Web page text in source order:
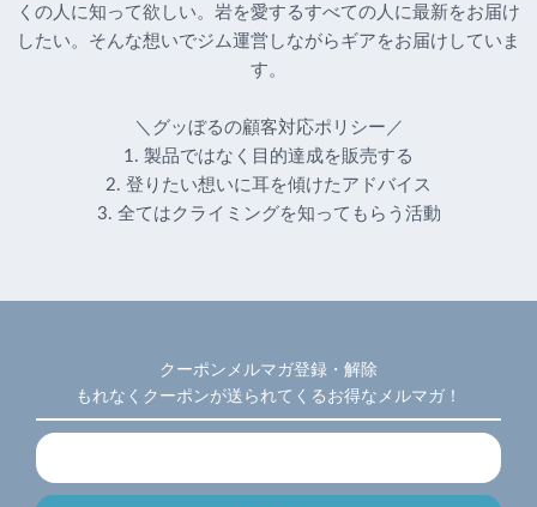
くの人に知って欲しい。岩を愛するすべての人に最新をお届け
したい。そんな想いでジム運営しながらギアをお届けしていま
す。
＼グッぼるの顧客対応ポリシー／
1. 製品ではなく目的達成を販売する
2. 登りたい想いに耳を傾けたアドバイス
3. 全てはクライミングを知ってもらう活動
クーポンメルマガ登録・解除
もれなくクーポンが送られてくるお得なメルマガ！